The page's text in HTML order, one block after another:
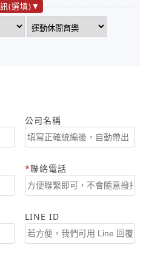
(選填)
公司名稱
聯絡電話
LINE ID